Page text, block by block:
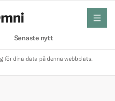
Senaste nytt
meny
för dina data på denna webbplats.